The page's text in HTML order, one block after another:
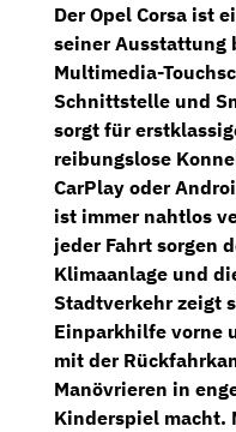
Der Opel Corsa ist
seiner Ausstattung
Multimedia-
Schnittstelle und
sorgt für
reibungslose
CarPlay oder
ist immer nahtlos
jeder Fahrt sorgen
Klimaanlage und
Stadtverkehr zeigt
Einparkhilfe vorne
mit der
Manövrieren in
Kinderspiel macht.